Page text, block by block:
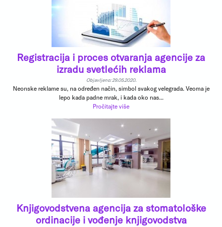
Registracija i proces otvaranja agencije za
izradu svetlećih reklama
Objavljeno: 29.05.2020.
Neonske reklame su, na određen način, simbol svakog velegrada. Veoma je
lepo kada padne mrak, i kada oko nas...
Pročitajte više
Knjigovodstvena agencija za stomatološke
ordinacije i vođenje knjigovodstva